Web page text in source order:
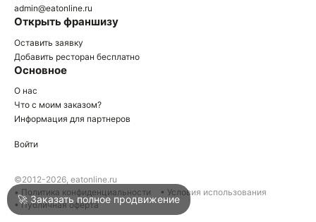
Войти
Написать в техподдержку
admin@eatonline.ru
Открыть франшизу
Оставить заявку
Добавить ресторан бесплатно
Основное
О нас
Что с моим заказом?
Информация для партнеров
Войти
©2012-2026, eatonline.ru
• Политика конфиденциальности
• Условия использования
• Публичная оферта
🚀 Заказать полное продвижение